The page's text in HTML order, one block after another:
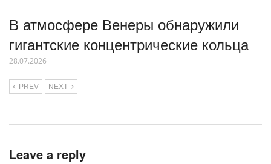
В атмосфере Венеры обнаружили
гигантские концентрические кольца
28.07.2026
PREV NEXT
Leave a reply